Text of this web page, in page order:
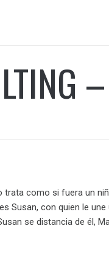
como si fuera un
Susan, con quien le
se distancia de él,